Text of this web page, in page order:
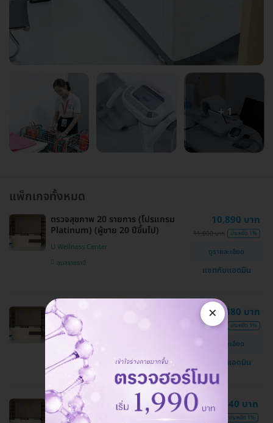
+ 1
แพ็กเกจทั้งหมด
ตรวจสุขภาพ 20 รายการ (โปรแกรม
Platinum) (ผู้ชาย 20 ปีขึ้นไป)
U Wellness Center
อุบลราชธานี
10,890 บาท
11,000 บาท ประหยัด 1%
ดูรายละเอียด
แชทกับแอดมิน
ตรวจสุขภาพ 21 รายการ (โปรแกรม
Platinum) (ผู้หญิง 20 ปีขึ้นไป)
U Wellness Center
อุบลราชธานี
11,880 บาท
12,000 บาท ประหยัด 1%
ดูรายละเอียด
แชทกับแอดมิน
ตรวจสุขภาพ 16 รายการ (โปรแกรม
Gold) (20 ปีขึ้นไป)
5,940 บาท
ประหยัด 1%
×